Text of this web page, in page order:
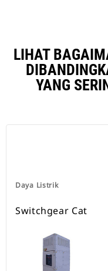
LIHAT
YANG
Daya Listrik
Switchgear Cat